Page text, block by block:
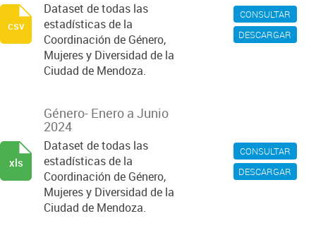
CONSULTAR
DESCARGAR
Dataset de todas las
estadísticas de la
Coordinación de Género,
Mujeres y Diversidad de la
Ciudad de Mendoza.
csv
CONSULTAR
DESCARGAR
Género- Enero a Junio
2024
Dataset de todas las
estadísticas de la
Coordinación de Género,
Mujeres y Diversidad de la
Ciudad de Mendoza.
xls